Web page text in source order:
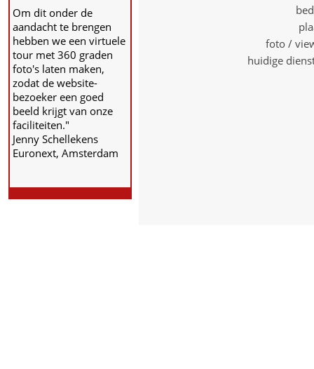
Om dit onder de
aandacht te brengen
hebben we een virtuele
tour met 360 graden
foto's laten maken,
zodat de website-
bezoeker een goed
beeld krijgt van onze
faciliteiten."
Jenny Schellekens
Euronext, Amsterdam
foto /
huidige